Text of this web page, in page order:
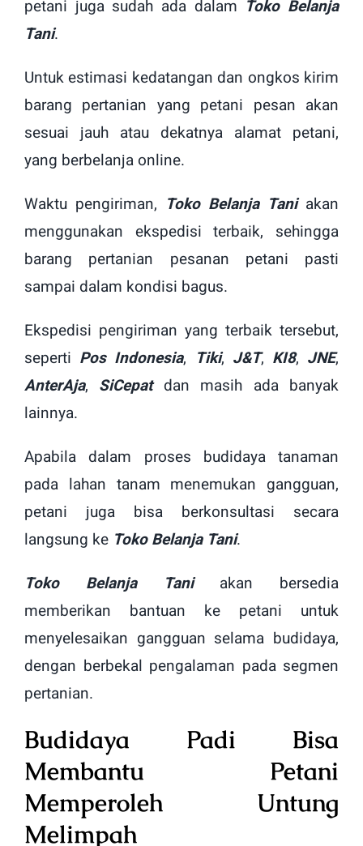
petani juga sudah ada dalam Toko Belanja
Tani.
Untuk estimasi kedatangan dan ongkos kirim
barang pertanian yang petani pesan akan
sesuai jauh atau dekatnya alamat petani,
yang berbelanja online.
Waktu pengiriman, Toko Belanja Taniakan
menggunakan ekspedisi terbaik, sehingga
barang pertanian pesanan petani pasti
sampai dalam kondisi bagus.
Ekspedisi pengiriman yang terbaik tersebut,
seperti Pos Indonesia, Tiki, J&T, KI8, JNE,
AnterAja, SiCepatdan masih ada banyak
lainnya.
Apabila dalam proses budidaya tanaman
pada lahan tanam menemukan gangguan,
petani juga bisa berkonsultasi secara
langsung ke Toko Belanja Tani.
Toko Belanja Taniakan bersedia
memberikan bantuan ke petani untuk
menyelesaikan gangguan selama budidaya,
dengan berbekal pengalaman pada segmen
pertanian.
Budidaya Padi Bisa
Membantu Petani
Memperoleh Untung
Melimpah